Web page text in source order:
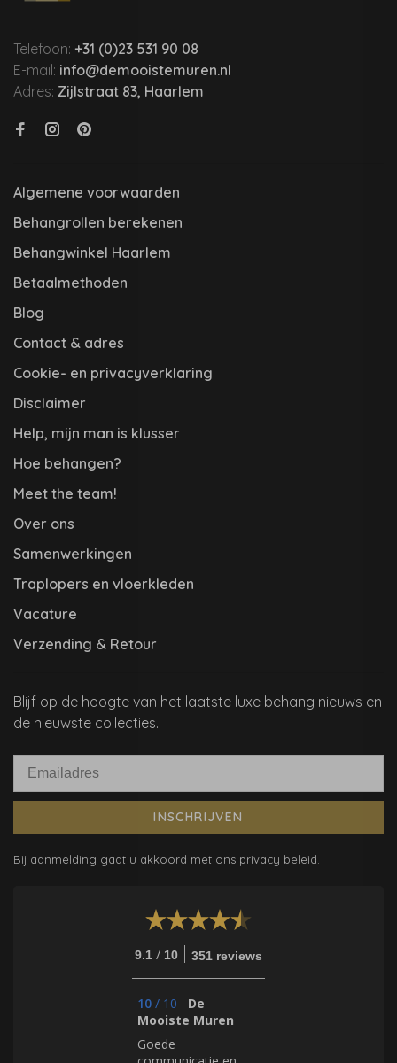
Telefoon: +31 (0)23 531 90 08
E-mail: info@demooistemuren.nl
Adres: Zijlstraat 83, Haarlem
Algemene voorwaarden
Behangrollen berekenen
Behangwinkel Haarlem
Betaalmethoden
Blog
Contact & adres
Cookie- en privacyverklaring
Disclaimer
Help, mijn man is klusser
Hoe behangen?
Meet the team!
Over ons
Samenwerkingen
Traplopers en vloerkleden
Vacature
Verzending & Retour
Blijf op de hoogte van het laatste luxe behang nieuws en
de nieuwste collecties.
INSCHRIJVEN
Bij aanmelding gaat u akkoord met ons privacy beleid.
9.1 / 10 351 reviews
10 / 10
De
Mooiste Muren
Goede